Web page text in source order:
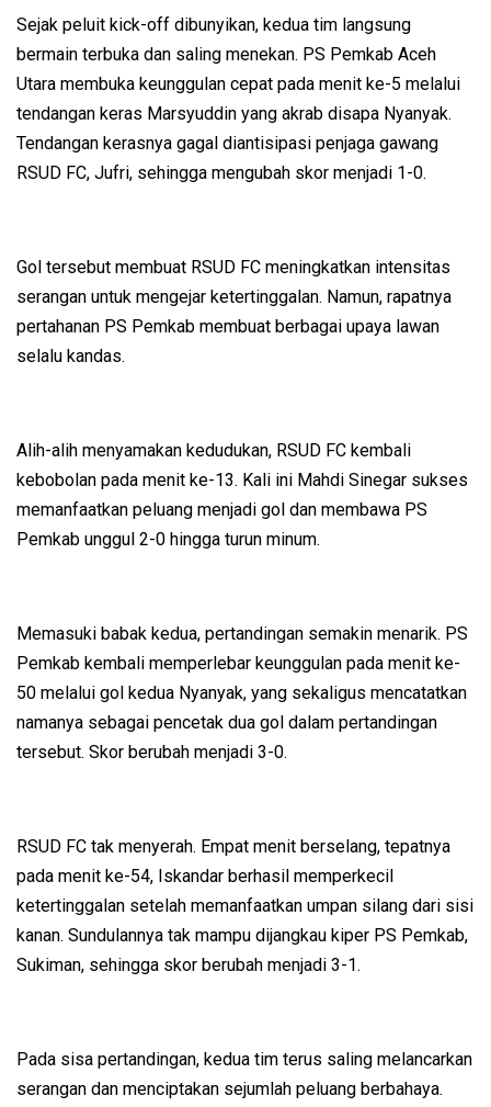
Sejak peluit kick-off dibunyikan, kedua tim langsung
bermain terbuka dan saling menekan. PS Pemkab Aceh
Utara membuka keunggulan cepat pada menit ke-5 melalui
tendangan keras Marsyuddin yang akrab disapa Nyanyak.
Tendangan kerasnya gagal diantisipasi penjaga gawang
RSUD FC, Jufri, sehingga mengubah skor menjadi 1-0.
Gol tersebut membuat RSUD FC meningkatkan intensitas
serangan untuk mengejar ketertinggalan. Namun, rapatnya
pertahanan PS Pemkab membuat berbagai upaya lawan
selalu kandas.
Alih-alih menyamakan kedudukan, RSUD FC kembali
kebobolan pada menit ke-13. Kali ini Mahdi Sinegar sukses
memanfaatkan peluang menjadi gol dan membawa PS
Pemkab unggul 2-0 hingga turun minum.
Memasuki babak kedua, pertandingan semakin menarik. PS
Pemkab kembali memperlebar keunggulan pada menit ke-
50 melalui gol kedua Nyanyak, yang sekaligus mencatatkan
namanya sebagai pencetak dua gol dalam pertandingan
tersebut. Skor berubah menjadi 3-0.
RSUD FC tak menyerah. Empat menit berselang, tepatnya
pada menit ke-54, Iskandar berhasil memperkecil
ketertinggalan setelah memanfaatkan umpan silang dari sisi
kanan. Sundulannya tak mampu dijangkau kiper PS Pemkab,
Sukiman, sehingga skor berubah menjadi 3-1.
Pada sisa pertandingan, kedua tim terus saling melancarkan
serangan dan menciptakan sejumlah peluang berbahaya.